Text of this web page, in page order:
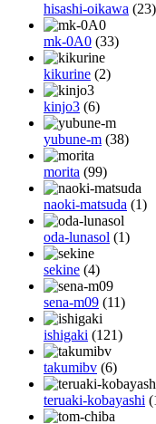
hisashi-oikawa (23)
mk-0A0 (33)
kikurine (2)
kinjo3 (6)
yubune-m (38)
morita (99)
naoki-matsuda (1)
oda-lunasol (1)
sekine (4)
sena-m09 (11)
ishigaki (121)
takumibv (6)
teruaki-kobayashi